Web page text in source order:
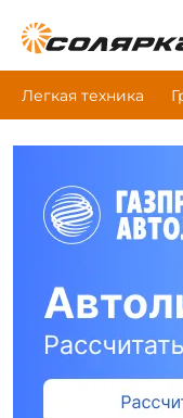
Легкая техника
Главная
Yale Erp13Vc
Погрузчики